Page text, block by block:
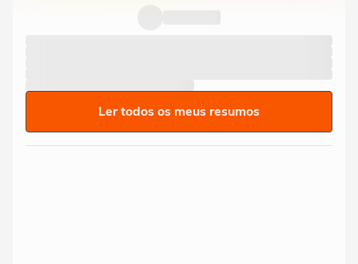
Ler todos os meus resumos